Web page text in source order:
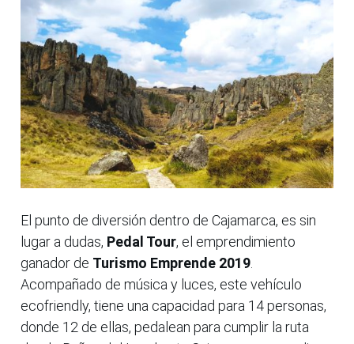
El punto de diversión dentro de Cajamarca, es sin
lugar a dudas, Pedal Tour, el emprendimiento
ganador de Turismo Emprende 2019.
Acompañado de música y luces, este vehículo
ecofriendly, tiene una capacidad para 14 personas,
donde 12 de ellas, pedalean para cumplir la ruta